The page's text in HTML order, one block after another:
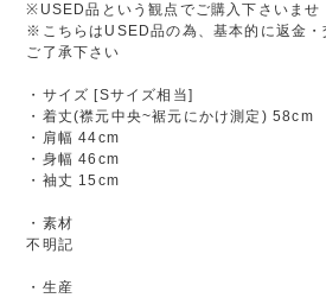
※USED品という観点でご購入下さいませ
※こちらはUSED品の為、基本的に返金・
ご了承下さい
・サイズ [Sサイズ相当]
・着丈(襟元中央~裾元にかけ測定) 58cm
・肩幅 44cm
・身幅 46cm
・袖丈 15cm
・素材
不明記
・生産